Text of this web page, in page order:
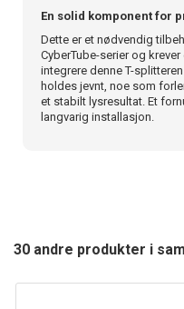
En solid komponent for
Dette er et nødvendig
CyberTube-serier og
integrere denne T-
holdes jevnt, noe som
et stabilt lysresultat. Et
langvarig installasjon.
30 andre produkter i